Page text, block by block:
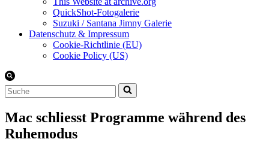
QuickShot-Fotogalerie
Suzuki / Santana Jimny Galerie
Datenschutz & Impressum
Cookie-Richtlinie (EU)
Cookie Policy (US)
Suchen
nach …
Mac schliesst Programme während des
Ruhemodus